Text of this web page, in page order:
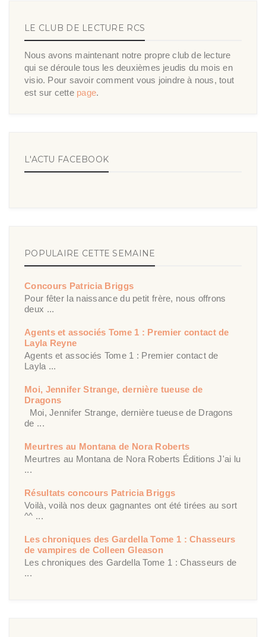
LE CLUB DE LECTURE RCS
Nous avons maintenant notre propre club de lecture
qui se déroule tous les deuxièmes jeudis du mois en
visio. Pour savoir comment vous joindre à nous, tout
est sur cette page.
L'ACTU FACEBOOK
POPULAIRE CETTE SEMAINE
Concours Patricia Briggs
Pour fêter la naissance du petit frère, nous offrons
deux ...
Agents et associés Tome 1 : Premier contact de
Layla Reyne
Agents et associés Tome 1 : Premier contact de
Layla ...
Moi, Jennifer Strange, dernière tueuse de
Dragons
Moi, Jennifer Strange, dernière tueuse de Dragons
de ...
Meurtres au Montana de Nora Roberts
Meurtres au Montana de Nora Roberts Éditions J'ai lu
...
Résultats concours Patricia Briggs
Voilà, voilà nos deux gagnantes ont été tirées au sort
^^ ...
Les chroniques des Gardella Tome 1 : Chasseurs
de vampires de Colleen Gleason
Les chroniques des Gardella Tome 1 : Chasseurs de
...